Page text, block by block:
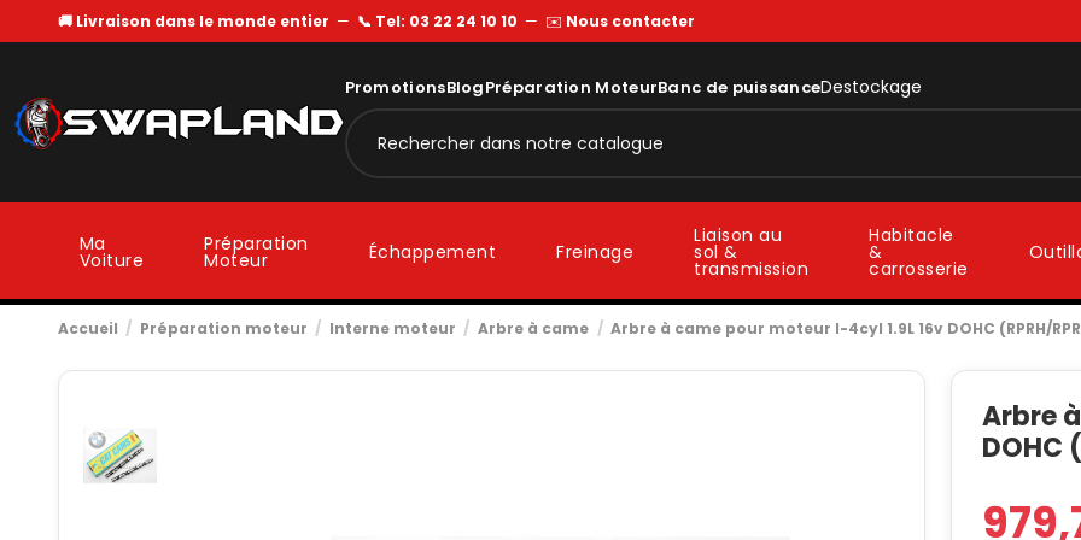
🚚 Livraison dans le monde entier — 📞 Tel: 03 22 24 10 10 — ✉️ Nous contacter
PromotionsBlogPréparation MoteurBanc de puissanceDestockage
Ma
Voiture
Préparation
Moteur Échappement Freinage
Liaison au
sol &
transmission
Habitacle
&
carrosserie
Accueil Préparation moteur Interne moteur Arbre à came Arbre à came pour moteur I-4cyl 1.9L 16v DOHC (RPRH/
Arbre
DOHC